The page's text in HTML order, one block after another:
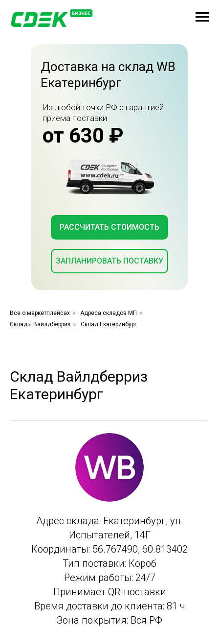
Доставка на склад WB
Екатеринбург
Из любой точки РФ с гарантией
приема поставки
РАССЧИТАТЬ СТОИМОСТЬ
ЗАПЛАНИРОВАТЬ ПОСТАВКУ
от 630 ₽
Все о маркетплейсах » Адреса складов МП »
Склады Вайлдберриз » Склад Екатеринбург
Склад Вайлдберриз
Екатеринбург
Адрес склада: Екатеринбург, ул.
Испытателей, 14Г
Координаты: 56.767490, 60.813402
Тип поставки: Короб
Режим работы: 24/7
Принимает QR-поcтавки
Время доставки до клиента: 81 ч
Зона покрытия: Вся РФ